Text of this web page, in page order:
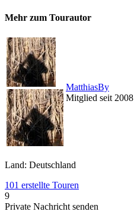
Mehr zum Tourautor
MatthiasBy
Mitglied seit 2008
Land: Deutschland
101 erstellte Touren
9
Private Nachricht senden